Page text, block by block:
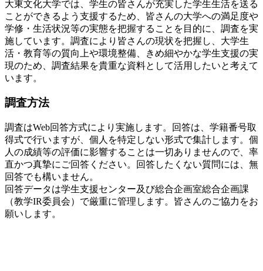
大東文化大学では、学生の皆さんが充実した学生生活を送る
ことができるよう支援するため、皆さんの大学への満足度や
学修・生活状況等の実態を把握することを目的に、調査を実
施しています。調査により皆さんの現状を把握し、大学生
活・教育等の質向上や環境整備、きめ細やかな学生支援の実
現のため、調査結果を貴重な資料として活用したいと考えて
います。
調査方法
調査はWeb回答方式により実施します。回答は、学籍番号取
得式で行いますが、個人を特定しない形式で集計します。個
人の成績等の評価に影響することは一切ありませんので、率
直かつ真摯にご回答ください。回答したくない質問には、無
回答でも構いません。
回答データは学生支援センター及び総合企画室総合企画課
（教学IR委員会）で厳重に管理します。皆さんのご協力をお
願いします。